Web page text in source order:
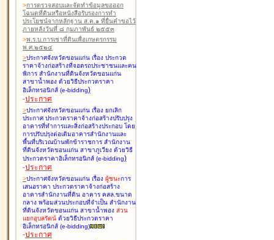
>การตรวจสอบและจัดทำข้อมูลขอออก
โฉนดที่ดินหรือหนังสือรับรองการทำ
ประโยชน์จากหลักฐาน ส.ค.๑ ที่ยื่นคำขอไว้
ภายหลังวันที่ ๘ กุมภาพันธ์ ๒๕๕๓
>พ.ร.บ.การเช่าที่ดินเพื่อเกษตรกรรม
พ.ศ.๒๕๒๔
>ประกาศจังหวัดขอนแก่น เรื่อง ประกวด
ราคาจ้างก่อสร้างที่จอดรถประชาชนและคน
พิการ สำนักงานที่ดินจังหวัดขอนแก่น
สาขาน้ำพอง ด้วยวิธีประกวดราคา
อิเล็กทรอนิกส์ (e-bidding)
-ประกาศ
>ประกาศจังหวัดขอนแก่น เรื่อง ยกเลิก
ประกาศ ประกวดราคาจ้างก่อสร้างปรับปรุง
อาคารที่ทำการและสิ่งก่อสร้างประกอบ โดย
การปรับปรุงต่อเติมอาคารสำนักงานและ
พื้นที่บริเวณบ้านพักข้าราชการ สำนักงาน
ที่ดินจังหวัดขอนแก่น สาขาภูเวียง ด้วยวิธี
ประกวดราคาอิเล็กทรอนิกส์ (e-bidding)
-ประกาศ
>ประกาศจังหวัดขอนแก่น เรื่อง ผู้ชนะการ
เสนอราคา ประกวดราคาจ้างก่อสร้าง
อาคารสำนักงานที่ดิน อาคาร คสล.ขนาด
กลาง พร้อมส่วนประกอบที่จำเป็น สำนักงาน
ที่ดินจังหวัดขอนแก่น สาขาน้ำพอง ส่วน
แยกอุบลรัตน์ ด้วยวิธีประกวดราคา
อิเล็กทรอนิกส์ (e-bidding)
-ประกาศ